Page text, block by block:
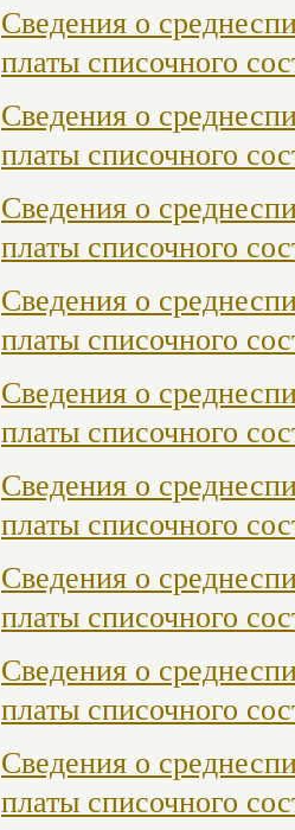
Сведения о
платы списочного
Сведения о
платы списочного
Сведения о
платы списочного
Сведения о
платы списочного
Сведения о
платы списочного
Сведения о
платы списочного
Сведения о
платы списочного
Сведения о
платы списочного
Сведения о
платы списочного